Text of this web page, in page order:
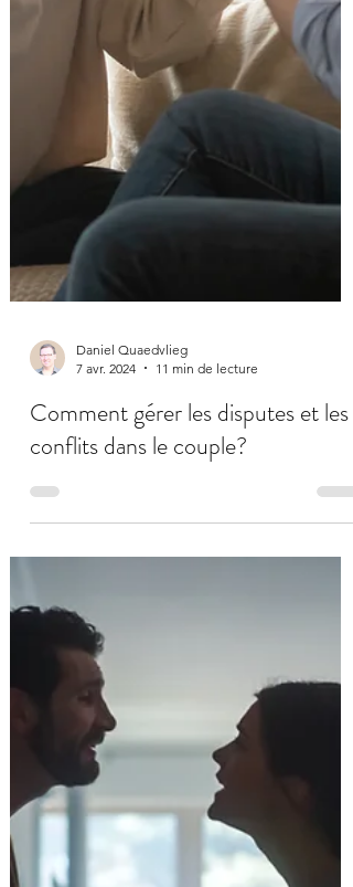
7 avr. 2024
11 min de lecture
conflits dans le couple?